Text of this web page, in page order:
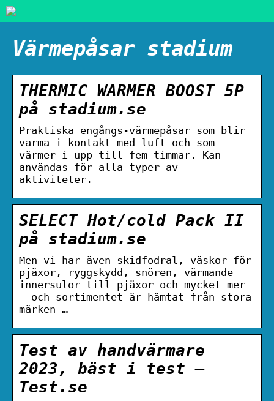
Värmepåsar stadium
THERMIC WARMER BOOST 5P
på stadium.se
Praktiska engångs-värmepåsar som blir
varma i kontakt med luft och som
värmer i upp till fem timmar. Kan
användas för alla typer av
aktiviteter.
SELECT Hot/cold Pack II
på stadium.se
Men vi har även skidfodral, väskor för
pjäxor, ryggskydd, snören, värmande
innersulor till pjäxor och mycket mer
– och sortimentet är hämtat från stora
märken …
Test av handvärmare
2023, bäst i test –
Test.se